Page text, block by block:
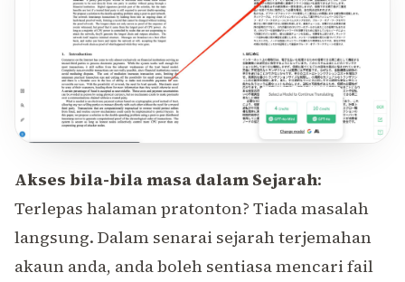
Akses bila-bila masa dalam Sejarah:
Terlepas halaman pratonton? Tiada masalah
langsung. Dalam senarai sejarah terjemahan
akaun anda, anda boleh sentiasa mencari fail